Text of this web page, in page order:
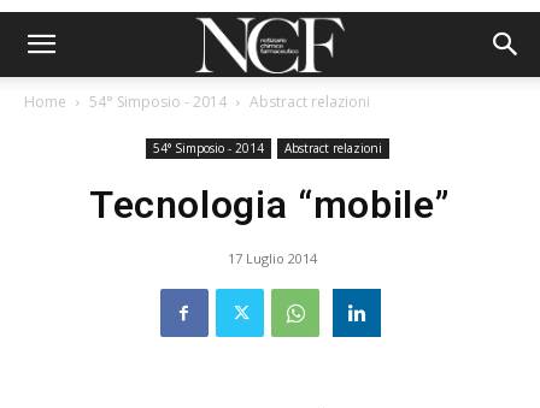
Home 54° Simposio - 2014 Abstract relazioni
54° Simposio - 2014 Abstract relazioni
Tecnologia “mobile”
17 Luglio 2014